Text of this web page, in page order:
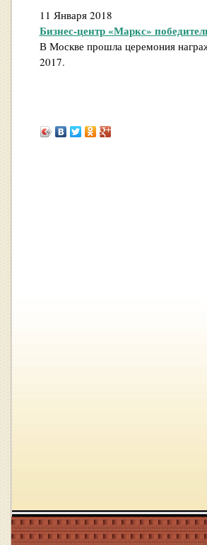
11 Января 2018
Бизнес-центр «Маркс»
В Москве прошла церемония
2017.